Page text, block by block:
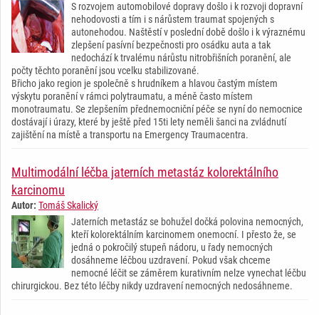
S rozvojem automobilové dopravy došlo i k rozvoji dopravní
nehodovosti a tím i s nárůstem traumat spojených s
autonehodou. Naštěstí v poslední době došlo i k výraznému
zlepšení pasívní bezpečnosti pro osádku auta a tak
nedochází k trvalému nárůstu nitrobřišních poranění, ale
počty těchto poranění jsou vcelku stabilizované.
Břicho jako region je společně s hrudníkem a hlavou častým místem
výskytu poranění v rámci polytraumatu, a méně často místem
monotraumatu. Se zlepšením přednemocniční péče se nyní do nemocnice
dostávají i úrazy, které by ještě před 15ti lety neměli šanci na zvládnutí
zajištění na místě a transportu na Emergency Traumacentra.
Multimodální léčba jaterních metastáz kolorektálního
karcinomu
Autor: Tomáš Skalický
Jaterních metastáz se bohužel dočká polovina nemocných,
kteří kolorektálním karcinomem onemocní. I přesto že, se
jedná o pokročilý stupeň nádoru, u řady nemocných
dosáhneme léčbou uzdravení. Pokud však chceme
nemocné léčit se záměrem kurativním nelze vynechat léčbu
chirurgickou. Bez této léčby nikdy uzdravení nemocných nedosáhneme.